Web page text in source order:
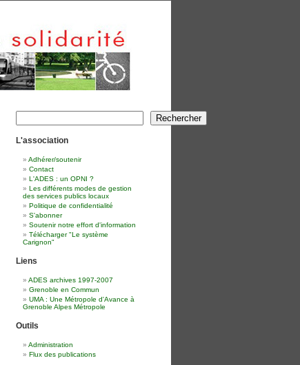
Rechercher Rechercher
L'association
Adhérer/soutenir
Contact
L'ADES : un OPNI ?
Les différents modes de gestion
des services publics locaux
Politique de confidentialité
S'abonner
Soutenir notre effort d'information
Télécharger "Le système
Carignon"
Liens
ADES archives 1997-2007
Grenoble en Commun
UMA : Une Métropole d'Avance à
Grenoble Alpes Métropole
Outils
Administration
Flux des publications